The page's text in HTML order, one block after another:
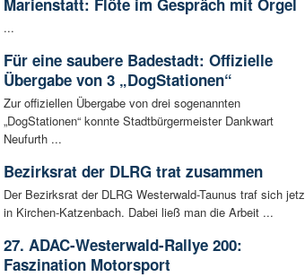
...
Für eine saubere Badestadt: Offizielle
Übergabe von 3 „DogStationen“
Zur offiziellen Übergabe von drei sogenannten
„DogStationen“ konnte Stadtbürgermeister Dankwart
Neufurth ...
Bezirksrat der DLRG trat zusammen
Der Bezirksrat der DLRG Westerwald-Taunus traf sich
in Kirchen-Katzenbach. Dabei ließ man die Arbeit ...
27. ADAC-Westerwald-Rallye 200:
Faszination Motorsport